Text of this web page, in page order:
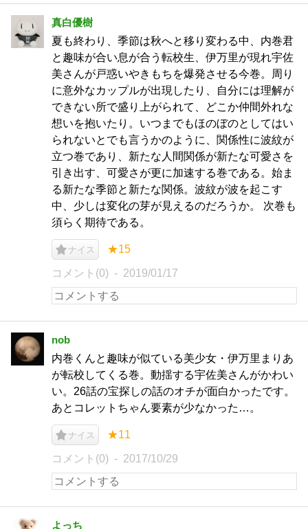
真白優樹
夏も終わり、季節は秋へと移り変わる中、内巻君
と趣味が合い息が合う転校生、伊万里が現れ宇佐
美さんが戸惑いやきもちを爆発させる今巻。周り
に意外なカップルが出現したり、自分には理解が
できない所で盛り上がられて、どこか仲間外れな
想いを抱いたり。いつまでもほのぼのとしてはい
られないとでも言うかのように、関係性に波紋が
立つ巻であり、新たな人間関係が新たな可愛さを
引き出す、可愛さが更に加速する巻である。始ま
る新たな季節と新たな関係。波紋が波を起こす
中、少しは変化の芽が見えるのだろうか。 次巻も
須らく期待である。
ナイス ★15
コメント(0) 2019/01/17
nob
内巻くんと趣味が似ている美少女・伊万里まりあ
が転校してくる巻。動揺する宇佐美さんがかわい
い。26話の宝探しの話のオチが面白かったです。
あとコレットちゃん要素が少なかった…。
ナイス ★11
コメント(0) 2017/10/29
よっち